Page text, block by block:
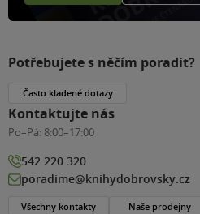
Potřebujete s něčím poradit?
Často kladené dotazy
Kontaktujte nás
Po–Pá: 8:00–17:00
542 220 320
poradime@knihydobrovsky.cz
Všechny kontakty Naše prodejny